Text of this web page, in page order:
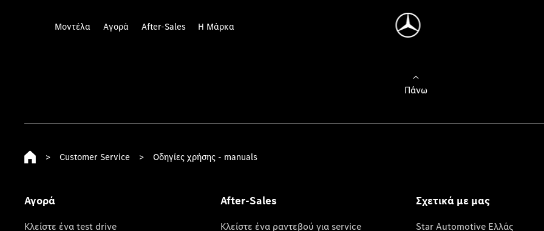
Μοντέλα Αγορά After-Sales Η Μάρκα
Πάνω
> Customer Service > Οδηγίες χρήσης - manuals
Αγορά
Κλείστε ένα test drive
After-Sales
Κλείστε ένα ραντεβού για service
Σχετικά με μας
Star Automotive Ελλάς